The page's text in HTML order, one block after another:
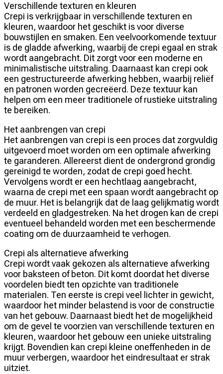
Verschillende texturen en kleuren
Crepi is verkrijgbaar in verschillende texturen en
kleuren, waardoor het geschikt is voor diverse
bouwstijlen en smaken. Een veelvoorkomende textuur
is de gladde afwerking, waarbij de crepi egaal en strak
wordt aangebracht. Dit zorgt voor een moderne en
minimalistische uitstraling. Daarnaast kan crepi ook
een gestructureerde afwerking hebben, waarbij reliëf
en patronen worden gecreëerd. Deze textuur kan
helpen om een meer traditionele of rustieke uitstraling
te bereiken.
Het aanbrengen van crepi
Het aanbrengen van crepi is een proces dat zorgvuldig
uitgevoerd moet worden om een optimale afwerking
te garanderen. Allereerst dient de ondergrond grondig
gereinigd te worden, zodat de crepi goed hecht.
Vervolgens wordt er een hechtlaag aangebracht,
waarna de crepi met een spaan wordt aangebracht op
de muur. Het is belangrijk dat de laag gelijkmatig wordt
verdeeld en gladgestreken. Na het drogen kan de crepi
eventueel behandeld worden met een beschermende
coating om de duurzaamheid te verhogen.
Crepi als alternatieve afwerking
Crepi wordt vaak gekozen als alternatieve afwerking
voor baksteen of beton. Dit komt doordat het diverse
voordelen biedt ten opzichte van traditionele
materialen. Ten eerste is crepi veel lichter in gewicht,
waardoor het minder belastend is voor de constructie
van het gebouw. Daarnaast biedt het de mogelijkheid
om de gevel te voorzien van verschillende texturen en
kleuren, waardoor het gebouw een unieke uitstraling
krijgt. Bovendien kan crepi kleine oneffenheden in de
muur verbergen, waardoor het eindresultaat er strak
uitziet.